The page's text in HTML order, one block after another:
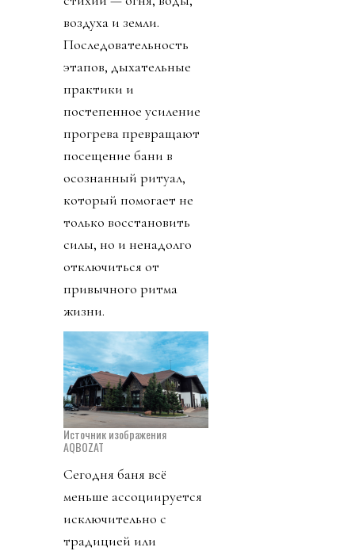
воздуха и земли.
Последовательность
этапов, дыхательные
практики и
постепенное усиление
прогрева превращают
посещение бани в
осознанный ритуал,
который помогает не
только восстановить
силы, но и ненадолго
отключиться от
привычного ритма
жизни.
Источник изображения
AQBOZAT
Сегодня баня всё
меньше ассоциируется
исключительно с
традицией или